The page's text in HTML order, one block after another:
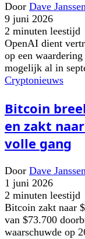
Door Dave
9 juni 2026
2 minuten leestijd
OpenAI dient
op een
mogelijk al in
Cryptonieuws
Bitcoin
en zakt
volle gang
Door Dave
1 juni 2026
2 minuten leestijd
Bitcoin zakt naar
van $73.700
waarschuwde op